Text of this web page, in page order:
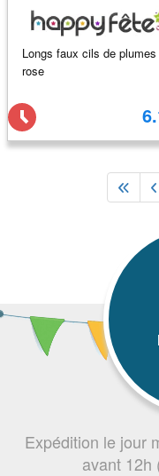
Longs faux cils de plumes
rose
Expédition le jour
avant 12h